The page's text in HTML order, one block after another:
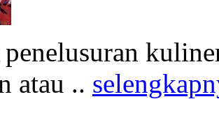
penelusuran
atau ..